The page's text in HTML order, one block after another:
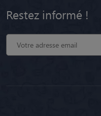
Restez informé !